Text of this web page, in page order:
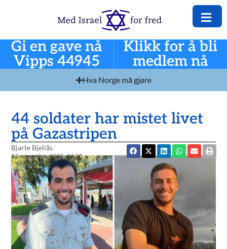
Gi en gave nå
Vipps 44945
Klikk for å bli
medlem nå
Hva Norge må gjøre
44 soldater har mistet livet
på Gazastripen
Bjarte Bjellås
13. november 2023 11:25